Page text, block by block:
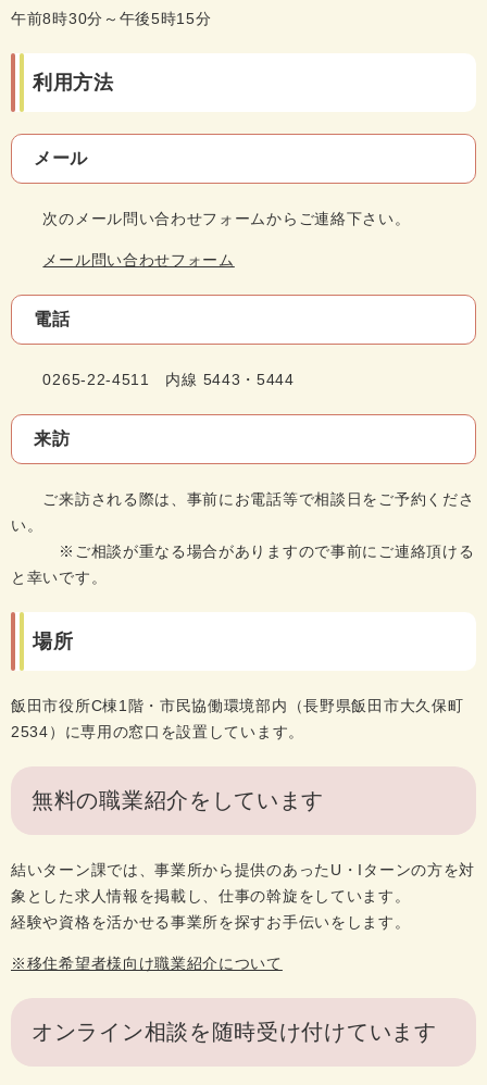
午前8時30分～午後5時15分
利用方法
メール
次のメール問い合わせフォームからご連絡下さい。
メール問い合わせフォーム
電話
0265-22-4511 内線 5443・5444
来訪
ご来訪される際は、事前にお電話等で相談日をご予約くださ
い。
※ご相談が重なる場合がありますので事前にご連絡頂ける
と幸いです。
場所
飯田市役所C棟1階・市民協働環境部内（長野県飯田市大久保町
2534）に専用の窓口を設置しています。
無料の職業紹介をしています
結いターン課では、事業所から提供のあったU・Iターンの方を対
象とした求人情報を掲載し、仕事の斡旋をしています。
経験や資格を活かせる事業所を探すお手伝いをします。
※移住希望者様向け職業紹介について
オンライン相談を随時受け付けています